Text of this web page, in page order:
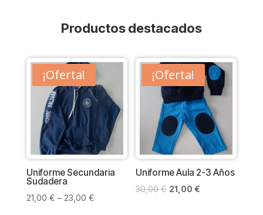
Productos destacados
¡Oferta!
Uniforme Secundaria
Sudadera
21,00 € – 23,00 €
¡Oferta!
Uniforme Aula 2-3 Años
30,00€ El
21,00 €